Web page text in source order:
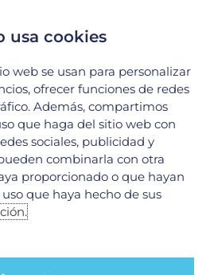
usa cookies
web se usan para personalizar
ofrecer funciones de redes
Además, compartimos
que haga del sitio web con
sociales, publicidad y
combinarla con otra
proporcionado o que hayan
que haya hecho de sus